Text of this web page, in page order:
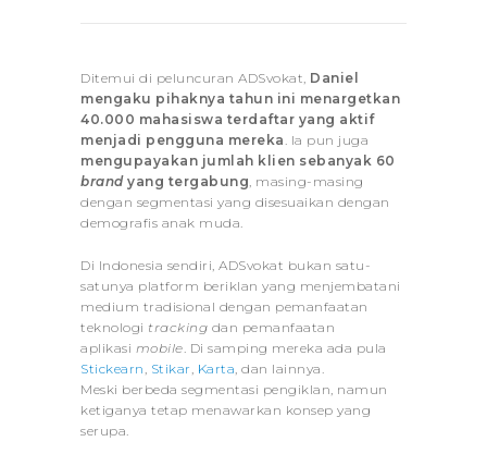
Ditemui di peluncuran ADSvokat, Daniel
mengaku pihaknya tahun ini menargetkan
40.000 mahasiswa terdaftar yang aktif
menjadi pengguna mereka . Ia pun juga
mengupayakan jumlah klien sebanyak 60
brand yang tergabung , masing-masing
dengan segmentasi yang disesuaikan dengan
demografis anak muda.
Di Indonesia sendiri, ADSvokat bukan satu-
satunya platform beriklan yang menjembatani
medium tradisional dengan pemanfaatan
teknologi tracking dan pemanfaatan
aplikasi mobile . Di samping mereka ada pula
Stickearn Stikar Karta , dan lainnya.
Meski berbeda segmentasi pengiklan, namun
ketiganya tetap menawarkan konsep yang
serupa.